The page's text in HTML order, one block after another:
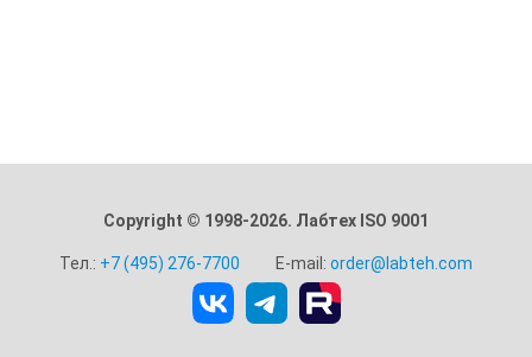
Copyright © 1998-2026. Лабтех ISO 9001
Тел.: +7 (495) 276-7700 E-mail: order@labteh.com